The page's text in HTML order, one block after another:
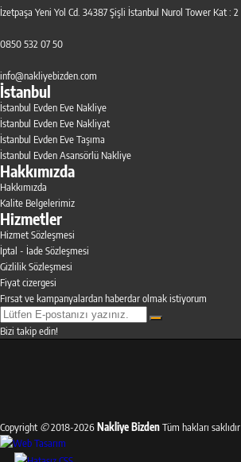
İzetpaşa Yeni Yol Cd. 34387 Şişli İstanbul Nurol Tower Kat : 2
0850 532 07 50
info@nakliyebizden.com
İstanbul
İstanbul Evden Eve Nakliye
İstanbul Evden Eve Nakliyat
İstanbul Evden Eve Taşıma
İstanbul Evden Asansörlü Nakliye
Hakkımızda
Hakkımızda
Kalite Belgelerimiz
Hizmetler
Hizmet Sözleşmesi
İptal - İade Sözleşmesi
Gizlilik Sözleşmesi
Fiyat cizergesi
Fırsat ve kampanyalardan haberdar olmak istiyorum
Bizi takip edin!
Copyright ©2018-2026 Nakliye BizdenTüm hakları saklıdır